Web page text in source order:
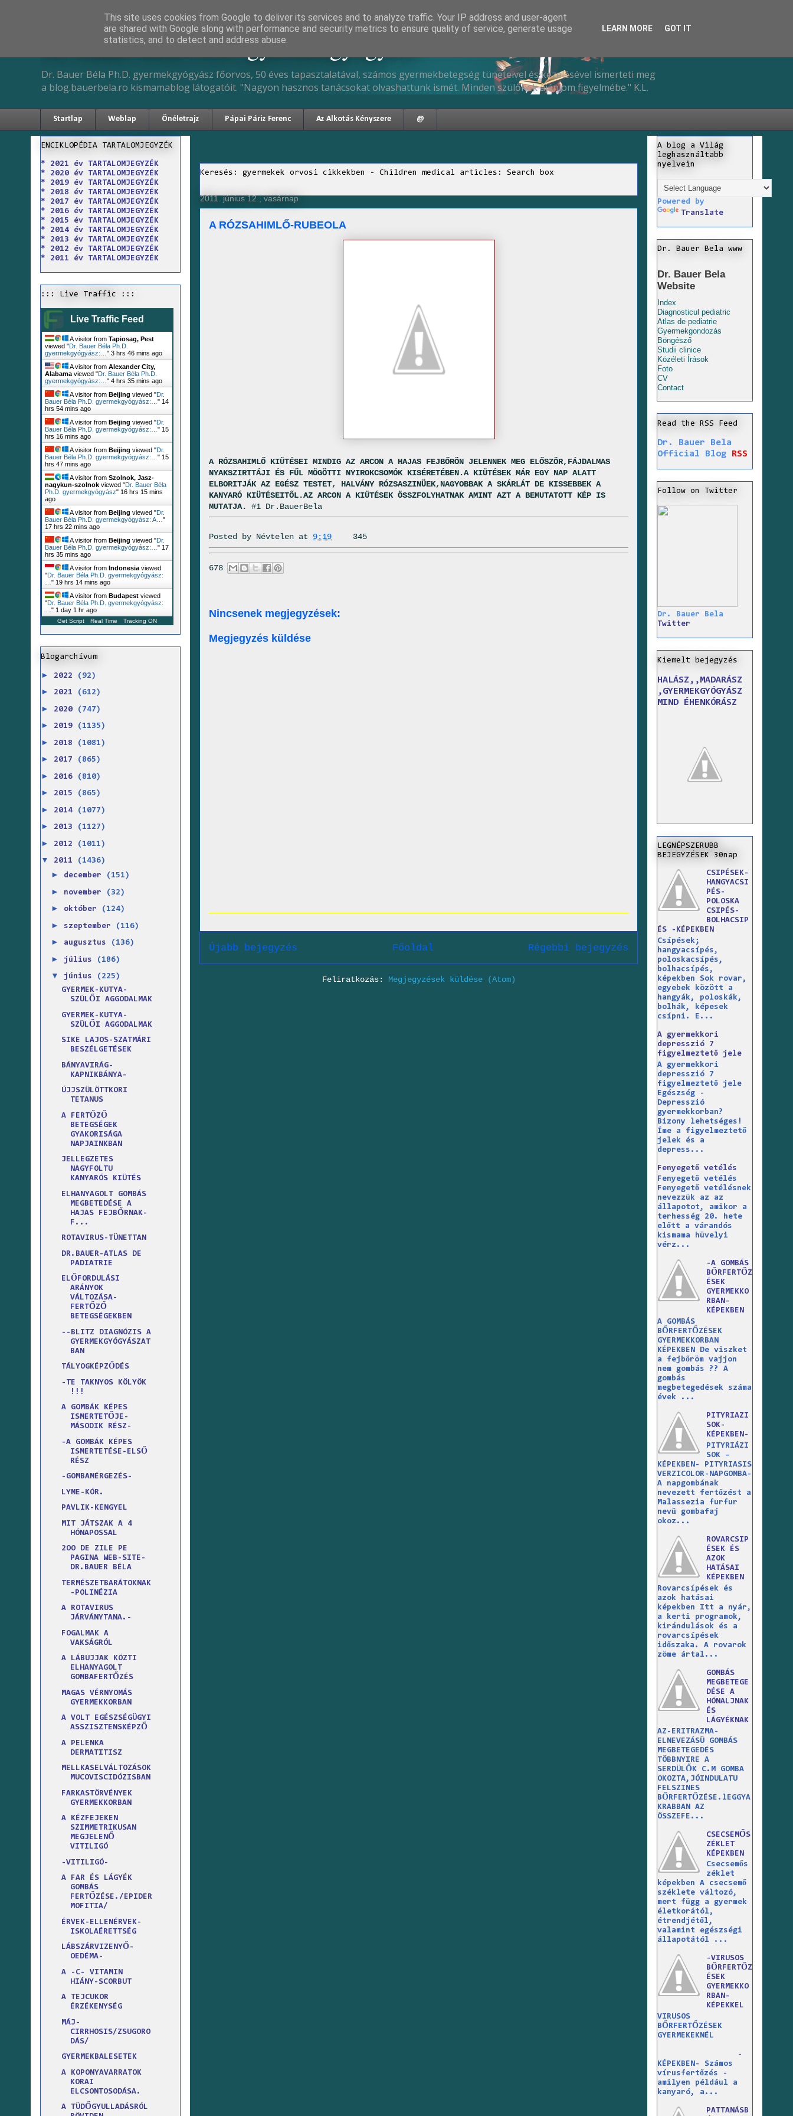
Dr. Bauer Béla Ph.D. gyermekgyógyász
Dr. Bauer Béla Ph.D. gyermekgyógyász főorvos, 50 éves tapasztalatával, számos gyermekbetegség tüneteivel és kezelésével ismerteti meg
a blog.bauerbela.ro kismamablog látogatóit. "Nagyon hasznos tanácsokat olvashattunk ismét. Minden szülőnek ajánlom figyelmébe." K.L.
Startlap Weblap Önéletrajz Pápai Páriz Ferenc Az Alkotás Kényszere @
Keresés: gyermekek orvosi cikkekben - Children medical articles: Search box
2011. június 12., vasárnap
A RÓZSAHIMLŐ-RUBEOLA
A RÓZSAHIMLŐ KIÜTÉSEI MINDIG AZ ARCON A HAJAS FEJBŐRÖN JELENNEK MEG ELŐSZÖR,FÁJDALMAS
NYAKSZIRTTÁJI ÉS FŰL MÖGÖTTI NYIROKCSOMÓK KISÉRETÉBEN.A KIÜTÉSEK MÁR EGY NAP ALATT
ELBORITJÁK AZ EGÉSZ TESTET, HALVÁNY RÓZSASZINÜEK,NAGYOBBAK A SKÁRLÁT DE KISSEBBEK A
KANYARÓ KIÜTÉSEITŐL.AZ ARCON A KIÜTÉSEK ÖSSZFOLYHATNAK AMINT AZT A BEMUTATOTT KÉP IS
MUTATJA. #1 Dr.BauerBela
Posted by Névtelen at 9:19 345
678
Nincsenek megjegyzések:
Megjegyzés küldése
Újabb bejegyzés Régebbi bejegyzés
Főoldal
Feliratkozás: Megjegyzések küldése (Atom)
ENCIKLOPÉDIA TARTALOMJEGYZÉK
* 2021 év TARTALOMJEGYZÉK
* 2020 év TARTALOMJEGYZÉK
* 2019 év TARTALOMJEGYZÉK
* 2018 év TARTALOMJEGYZÉK
* 2017 év TARTALOMJEGYZÉK
* 2016 év TARTALOMJEGYZÉK
* 2015 év TARTALOMJEGYZÉK
* 2014 év TARTALOMJEGYZÉK
* 2013 év TARTALOMJEGYZÉK
* 2012 év TARTALOMJEGYZÉK
* 2011 év TARTALOMJEGYZÉK
::: Live Traffic :::
Live Traffic Feed
A visitor from Tapiosag, Pest
viewed "Dr. Bauer Béla Ph.D.
gyermekgyógyász:… " 3 hrs 46 mins ago
A visitor from Alexander City,
Alabama viewed "Dr. Bauer Béla Ph.D.
gyermekgyógyász:… " 4 hrs 35 mins ago
A visitor from Beijing viewed "Dr.
Bauer Béla Ph.D. gyermekgyógyász:… " 14
hrs 54 mins ago
A visitor from Beijing viewed "Dr.
Bauer Béla Ph.D. gyermekgyógyász:… " 15
hrs 16 mins ago
A visitor from Beijing viewed "Dr.
Bauer Béla Ph.D. gyermekgyógyász:… " 15
hrs 47 mins ago
A visitor from Szolnok, Jasz-
nagykun-szolnok viewed "Dr. Bauer Béla
Ph.D. gyermekgyógyász" 16 hrs 15 mins
ago
A visitor from Beijing viewed "Dr.
Bauer Béla Ph.D. gyermekgyógyász: A… "
17 hrs 22 mins ago
A visitor from Beijing viewed "Dr.
Bauer Béla Ph.D. gyermekgyógyász:… " 17
hrs 35 mins ago
A visitor from Indonesia viewed
"Dr. Bauer Béla Ph.D. gyermekgyógyász:
" 19 hrs 14 mins ago
A visitor from Budapest viewed
"Dr. Bauer Béla Ph.D. gyermekgyógyász:
" 1 day 1 hr ago
Get Script Real Time Tracking ON
Blogarchívum
► 2022 (92)
► 2021 (612)
► 2020 (747)
► 2019 (1135)
► 2018 (1081)
► 2017 (865)
► 2016 (810)
► 2015 (865)
► 2014 (1077)
► 2013 (1127)
► 2012 (1011)
▼ 2011 (1436)
► december (151)
► november (32)
► október (124)
► szeptember (116)
► augusztus (136)
► július (186)
▼ június
(225)
GYERMEK-KUTYA-
SZÜLŐI AGGODALMAK
GYERMEK-KUTYA-
SZÜLŐI AGGODALMAK
SIKE LAJOS-SZATMÁRI
BESZÉLGETÉSEK
BÁNYAVIRÁG-
KAPNIKBÁNYA-
ÚJJSZÜLÖTTKORI
TETANUS
A FERTŐZŐ
BETEGSÉGEK
GYAKORISÁGA
NAPJAINKBAN
JELLEGZETES
NAGYFOLTU
KANYARÓS KIÜTÉS
ELHANYAGOLT GOMBÁS
MEGBETEDÉSE A
HAJAS FEJBŐRNAK-
F...
ROTAVIRUS-TÜNETTAN
DR.BAUER-ATLAS DE
PADIATRIE
ELŐFORDULÁSI
ARÁNYOK
VÁLTOZÁSA-
FERTŐZŐ
BETEGSÉGEKBEN
--BLITZ DIAGNÓZIS A
GYERMEKGYÓGYÁSZAT
BAN
TÁLYOGKÉPZŐDÉS
-TE TAKNYOS KÖLYÖK
!!!
A GOMBÁK KÉPES
ISMERTETŐJE-
MÁSODIK RÉSZ-
-A GOMBÁK KÉPES
ISMERTETÉSE-ELSŐ
RÉSZ
-GOMBAMÉRGEZÉS-
LYME-KÓR.
PAVLIK-KENGYEL
MIT JÁTSZAK A 4
HÓNAPOSSAL
2OO DE ZILE PE
PAGINA WEB-SITE-
DR.BAUER BÉLA
TERMÉSZETBARÁTOKNAK
-POLINÉZIA
A ROTAVIRUS
JÁRVÁNYTANA.-
FOGALMAK A
VAKSÁGRÓL
A LÁBUJJAK KÖZTI
ELHANYAGOLT
GOMBAFERTŐZÉS
MAGAS VÉRNYOMÁS
GYERMEKKORBAN
A VOLT EGÉSZSÉGÜGYI
ASSZISZTENSKÉPZŐ
A PELENKA
DERMATITISZ
MELLKASELVÁLTOZÁSOK
MUCOVISCIDÓZISBAN
FARKASTÖRVÉNYEK
GYERMEKKORBAN
A KÉZFEJEKEN
SZIMMETRIKUSAN
MEGJELENŐ
VITILIGÓ
-VITILIGÓ-
A FAR ÉS LÁGYÉK
GOMBÁS
FERTŐZÉSE./EPIDER
MOFITIA/
ÉRVEK-ELLENÉRVEK-
ISKOLAÉRETTSÉG
LÁBSZÁRVIZENYŐ-
OEDÉMA-
A -C- VITAMIN
HIÁNY-SCORBUT
A TEJCUKOR
ÉRZÉKENYSÉG
MÁJ-
CIRRHOSIS/ZSUGORO
DÁS/
GYERMEKBALESETEK
A KOPONYAVARRATOK
KORAI
ELCSONTOSODÁSA.
A TÜDŐGYULLADÁSRÓL
A blog a Világ
leghasználtabb
nyelvein
Powered by
Translate
Dr. Bauer Bela www
Dr. Bauer Bela
Website
Index
Diagnosticul pediatric
Atlas de pediatrie
Gyermekgondozás
Böngésző
Studii clinice
Közéleti Írások
Foto
CV
Contact
Read the RSS Feed
Dr. Bauer Bela
Official Blog
RSS
Follow on Twitter
Dr. Bauer Bela
Twitter
Kiemelt bejegyzés
HALÁSZ,,MADARÁSZ
,GYERMEKGYÓGYÁSZ
MIND ÉHENKÓRÁSZ
LEGNÉPSZERUBB
BEJEGYZÉSEK 30nap
CSIPÉSEK-
HANGYACSI
PÉS-
POLOSKA
CSIPÉS-
BOLHACSIP
ÉS -KÉPEKBEN
Csípések;
hangyacsípés,
poloskacsípés,
bolhacsípés,
képekben Sok rovar,
egyebek között a
hangyák, poloskák,
bolhák, képesek
csípni. E...
A gyermekkori
depresszió 7
figyelmeztető jele
A gyermekkori
depresszió 7
figyelmeztető jele
Egészség -
Depresszió
gyermekkorban?
Bizony lehetséges!
Íme a figyelmeztető
jelek és a
depress...
Fenyegető vetélés
Fenyegető vetélés
Fenyegető vetélésnek
nevezzük az az
állapotot, amikor a
terhesség 20. hete
előtt a várandós
kismama hüvelyi
vérz...
-A GOMBÁS
BŐRFERTŐZ
ÉSEK
GYERMEKKO
RBAN-
KÉPEKBEN
A GOMBÁS
BŐRFERTŐZÉSEK
GYERMEKKORBAN
KÉPEKBEN De viszket
a fejbőröm vajjon
nem gombás ?? A
gombás
megbetegedések száma
évek ...
PITYRIAZI
SOK-
KÉPEKBEN-
PITYRIÁZI
SOK –
KÉPEKBEN- PITYRIASIS
VERZICOLOR-NAPGOMBA-
A napgombának
nevezett fertőzést a
Malassezia furfur
nevű gombafaj
okoz...
ROVARCSIP
ÉSEK ÉS
AZOK
HATÁSAI
KÉPEKBEN
Rovarcsípések és
azok hatásai
képekben Itt a nyár,
a kerti programok,
kirándulások és a
rovarcsípések
időszaka. A rovarok
zöme ártal...
GOMBÁS
MEGBETEGE
DÉSE A
HÓNALJNAK
ÉS
LÁGYÉKNAK
AZ-ERITRAZMA-
ELNEVEZÁSÜ GOMBÁS
MEGBETEGEDÉS
TÖBBNYIRE A
SERDÜLŐK C.M GOMBA
OKOZTA,JÓINDULATU
FELSZINES
BŐRFERTŐZÉSE.lEGGYA
KRABBAN AZ
ÖSSZEFE...
CSECSEMŐS
ZÉKLET
KÉPEKBEN
Csecsemős
zéklet
képekben A csecsemő
széklete változó,
mert függ a gyermek
életkorától,
étrendjétől,
valamint egészségi
állapotától ...
-VIRUSOS
BŐRFERTŐZ
ÉSEK
GYERMEKKO
RBAN-
KÉPEKKEL
VIRUSOS
BŐRFERTŐZÉSEK
GYERMEKEKNÉL
-
KÉPEKBEN- Számos
vírusfertőzés -
amilyen például a
kanyaró, a...
PATTANÁSB
This site uses cookies from Google to deliver its services and to analyze traffic. Your IP address and user-agent
are shared with Google along with performance and security metrics to ensure quality of service, generate usage
statistics, and to detect and address abuse.
LEARN MORE GOT IT